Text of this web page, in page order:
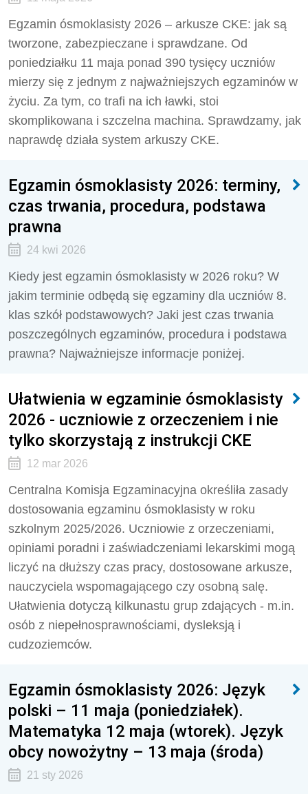
Egzamin ósmoklasisty 2026 – arkusze CKE: jak są
tworzone, zabezpieczane i sprawdzane. Od
poniedziałku 11 maja ponad 390 tysięcy uczniów
mierzy się z jednym z najważniejszych egzaminów w
życiu. Za tym, co trafi na ich ławki, stoi
skomplikowana i szczelna machina. Sprawdzamy, jak
naprawdę działa system arkuszy CKE.
Egzamin ósmoklasisty 2026: terminy,
czas trwania, procedura, podstawa
prawna
24 kwi 2026
Kiedy jest egzamin ósmoklasisty w 2026 roku? W
jakim terminie odbędą się egzaminy dla uczniów 8.
klas szkół podstawowych? Jaki jest czas trwania
poszczególnych egzaminów, procedura i podstawa
prawna? Najważniejsze informacje poniżej.
Ułatwienia w egzaminie ósmoklasisty
2026 - uczniowie z orzeczeniem i nie
tylko skorzystają z instrukcji CKE
12 mar 2026
Centralna Komisja Egzaminacyjna określiła zasady
dostosowania egzaminu ósmoklasisty w roku
szkolnym 2025/2026. Uczniowie z orzeczeniami,
opiniami poradni i zaświadczeniami lekarskimi mogą
liczyć na dłuższy czas pracy, dostosowane arkusze,
nauczyciela wspomagającego czy osobną salę.
Ułatwienia dotyczą kilkunastu grup zdających - m.in.
osób z niepełnosprawnościami, dysleksją i
cudzoziemców.
Egzamin ósmoklasisty 2026: Język
polski – 11 maja (poniedziałek).
Matematyka 12 maja (wtorek). Język
obcy nowożytny – 13 maja (środa)
21 sty 2026